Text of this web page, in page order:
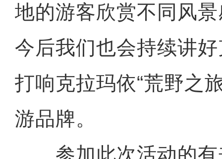
地的游客欣赏不同风
今后我们也会持续讲
打响克拉玛依“荒野之
游品牌。
参加此次活动的有